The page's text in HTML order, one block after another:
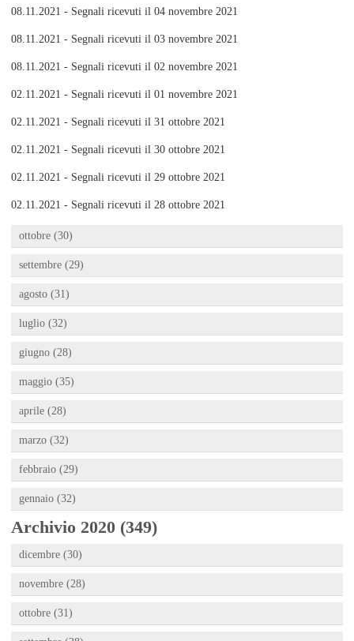
08.11.2021 - Segnali ricevuti il 04 novembre 2021
08.11.2021 - Segnali ricevuti il 03 novembre 2021
08.11.2021 - Segnali ricevuti il 02 novembre 2021
02.11.2021 - Segnali ricevuti il 01 novembre 2021
02.11.2021 - Segnali ricevuti il 31 ottobre 2021
02.11.2021 - Segnali ricevuti il 30 ottobre 2021
02.11.2021 - Segnali ricevuti il 29 ottobre 2021
02.11.2021 - Segnali ricevuti il 28 ottobre 2021
ottobre (30)
settembre (29)
agosto (31)
luglio (32)
giugno (28)
maggio (35)
aprile (28)
marzo (32)
febbraio (29)
gennaio (32)
Archivio 2020 (349)
dicembre (30)
novembre (28)
ottobre (31)